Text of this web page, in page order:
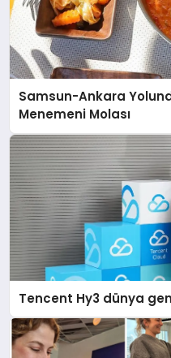
Samsun-Ankara
Menemeni Molası
Tencent Hy3 dünya